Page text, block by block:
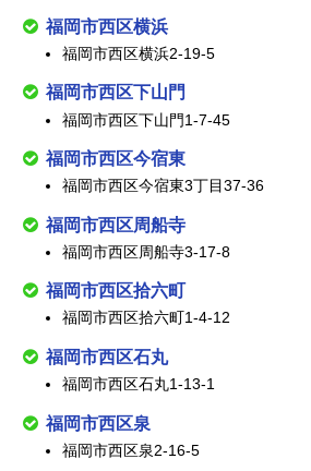
福岡市西区横浜
福岡市西区横浜2-19-5
福岡市西区下山門
福岡市西区下山門1-7-45
福岡市西区今宿東
福岡市西区今宿東3丁目37-36
福岡市西区周船寺
福岡市西区周船寺3-17-8
福岡市西区拾六町
福岡市西区拾六町1-4-12
福岡市西区石丸
福岡市西区石丸1-13-1
福岡市西区泉
福岡市西区泉2-16-5